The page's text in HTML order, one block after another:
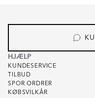
HJÆLP
KUNDESERVICE
TILBUD
SPOR ORDRER
KØBSVILKÅR